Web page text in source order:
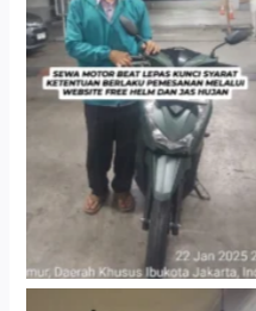
Cityplaza Jatinegara
Gedung Parkir P6A